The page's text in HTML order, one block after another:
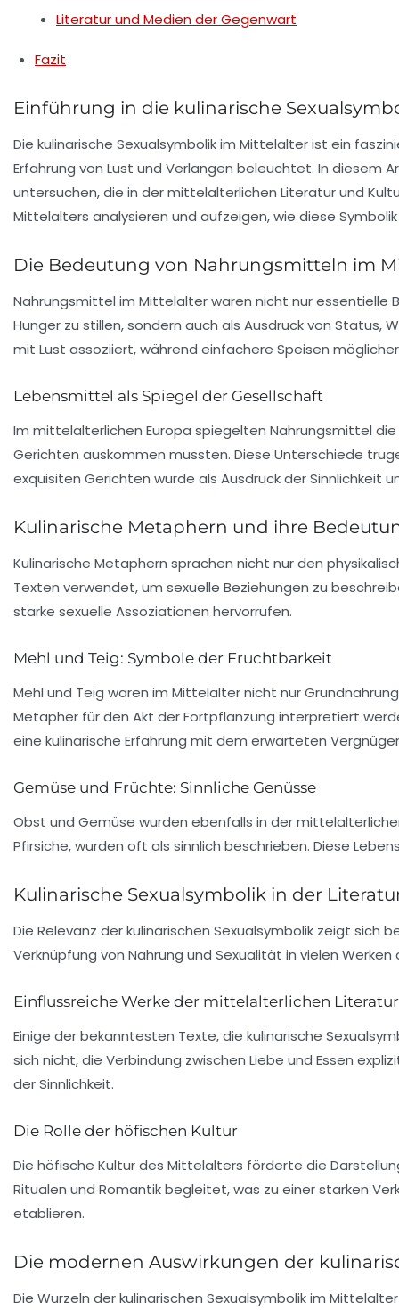
Literatur und Medien der Gegenwart
Fazit
Einführung in die kulinarische
Die kulinarische Sexualsymbolik im Mittelalter ist ein
Erfahrung von Lust und Verlangen beleuchtet. In diesem
untersuchen, die in der mittelalterlichen Literatur und
Mittelalters analysieren und aufzeigen, wie diese
Die Bedeutung von Nahrungsmitteln im
Nahrungsmittel im Mittelalter waren nicht nur essentielle
Hunger zu stillen, sondern auch als Ausdruck von
mit Lust assoziiert, während einfachere Speisen
Lebensmittel als Spiegel der Gesellschaft
Im mittelalterlichen Europa spiegelten Nahrungsmittel
Gerichten auskommen mussten. Diese Unterschiede
exquisiten Gerichten wurde als Ausdruck der Sinnlichkeit
Kulinarische Metaphern und ihre
Kulinarische Metaphern sprachen nicht nur den
Texten verwendet, um sexuelle Beziehungen zu
starke sexuelle Assoziationen hervorrufen.
Mehl und Teig: Symbole der Fruchtbarkeit
Mehl und Teig waren im Mittelalter nicht nur
Metapher für den Akt der Fortpflanzung interpretiert
eine kulinarische Erfahrung mit dem erwarteten
Gemüse und Früchte: Sinnliche Genüsse
Obst und Gemüse wurden ebenfalls in der
Pfirsiche, wurden oft als sinnlich beschrieben. Diese
Kulinarische Sexualsymbolik in der
Die Relevanz der kulinarischen Sexualsymbolik zeigt
Verknüpfung von Nahrung und Sexualität in vielen Werken
Einflussreiche Werke der mittelalterlichen Literatur
Einige der bekanntesten Texte, die kulinarische
sich nicht, die Verbindung zwischen Liebe und Essen
der Sinnlichkeit.
Die Rolle der höfischen Kultur
Die höfische Kultur des Mittelalters förderte die
Ritualen und Romantikbegleitet, was zu einer starken
etablieren.
Die modernen Auswirkungen der
Die Wurzeln der kulinarischen Sexualsymbolik im